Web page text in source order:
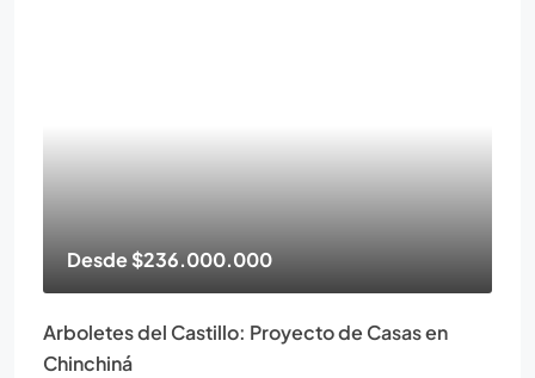
Desde$236.000.000
Arboletes del Castillo: Proyecto de Casas en
Chinchiná